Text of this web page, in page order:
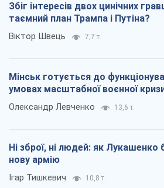
Збіг інтересів двох цинічних
таємний план Трампа і Путіна?
Віктор Швець 7,7 т.
Мінськ готується до
умовах масштабної воєнної
Олександр Левченко 13,6 т.
Ні зброї, ні людей: як Лукашенко
нову армію
Ігар Тишкевич 10,8 т.